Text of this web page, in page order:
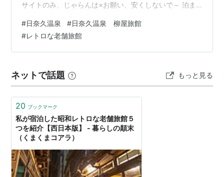
サイトのみ、じゃらんは×お願い、安くしないで～ 泊ま
ったらじゃらんにしてぇ〜 じゃらん一本にまとめたい
女。ゴールドステージやし。 で、予約を入れたのがこち
ら。 日奈久温泉 柳屋旅館さん。 地域クーポンもあるか
所はここら辺です。 旅行の初…
#日奈久温泉 #日奈久温泉 柳屋旅館
#レトロな老舗旅館
ネットで話題 もっと見る
20 ブックマーク
私が宿泊した昭和レトロな老舗旅館５
つを紹介【西日本版】 - 暮らしの顛末
（くまくまコアラ）